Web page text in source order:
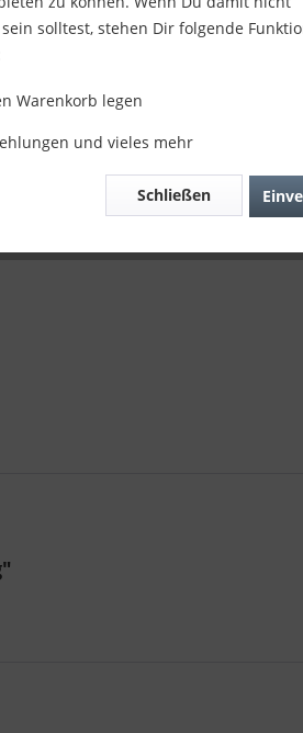
solltest, stehen Dir folgende
Warenkorb legen
und vieles mehr
Schließen